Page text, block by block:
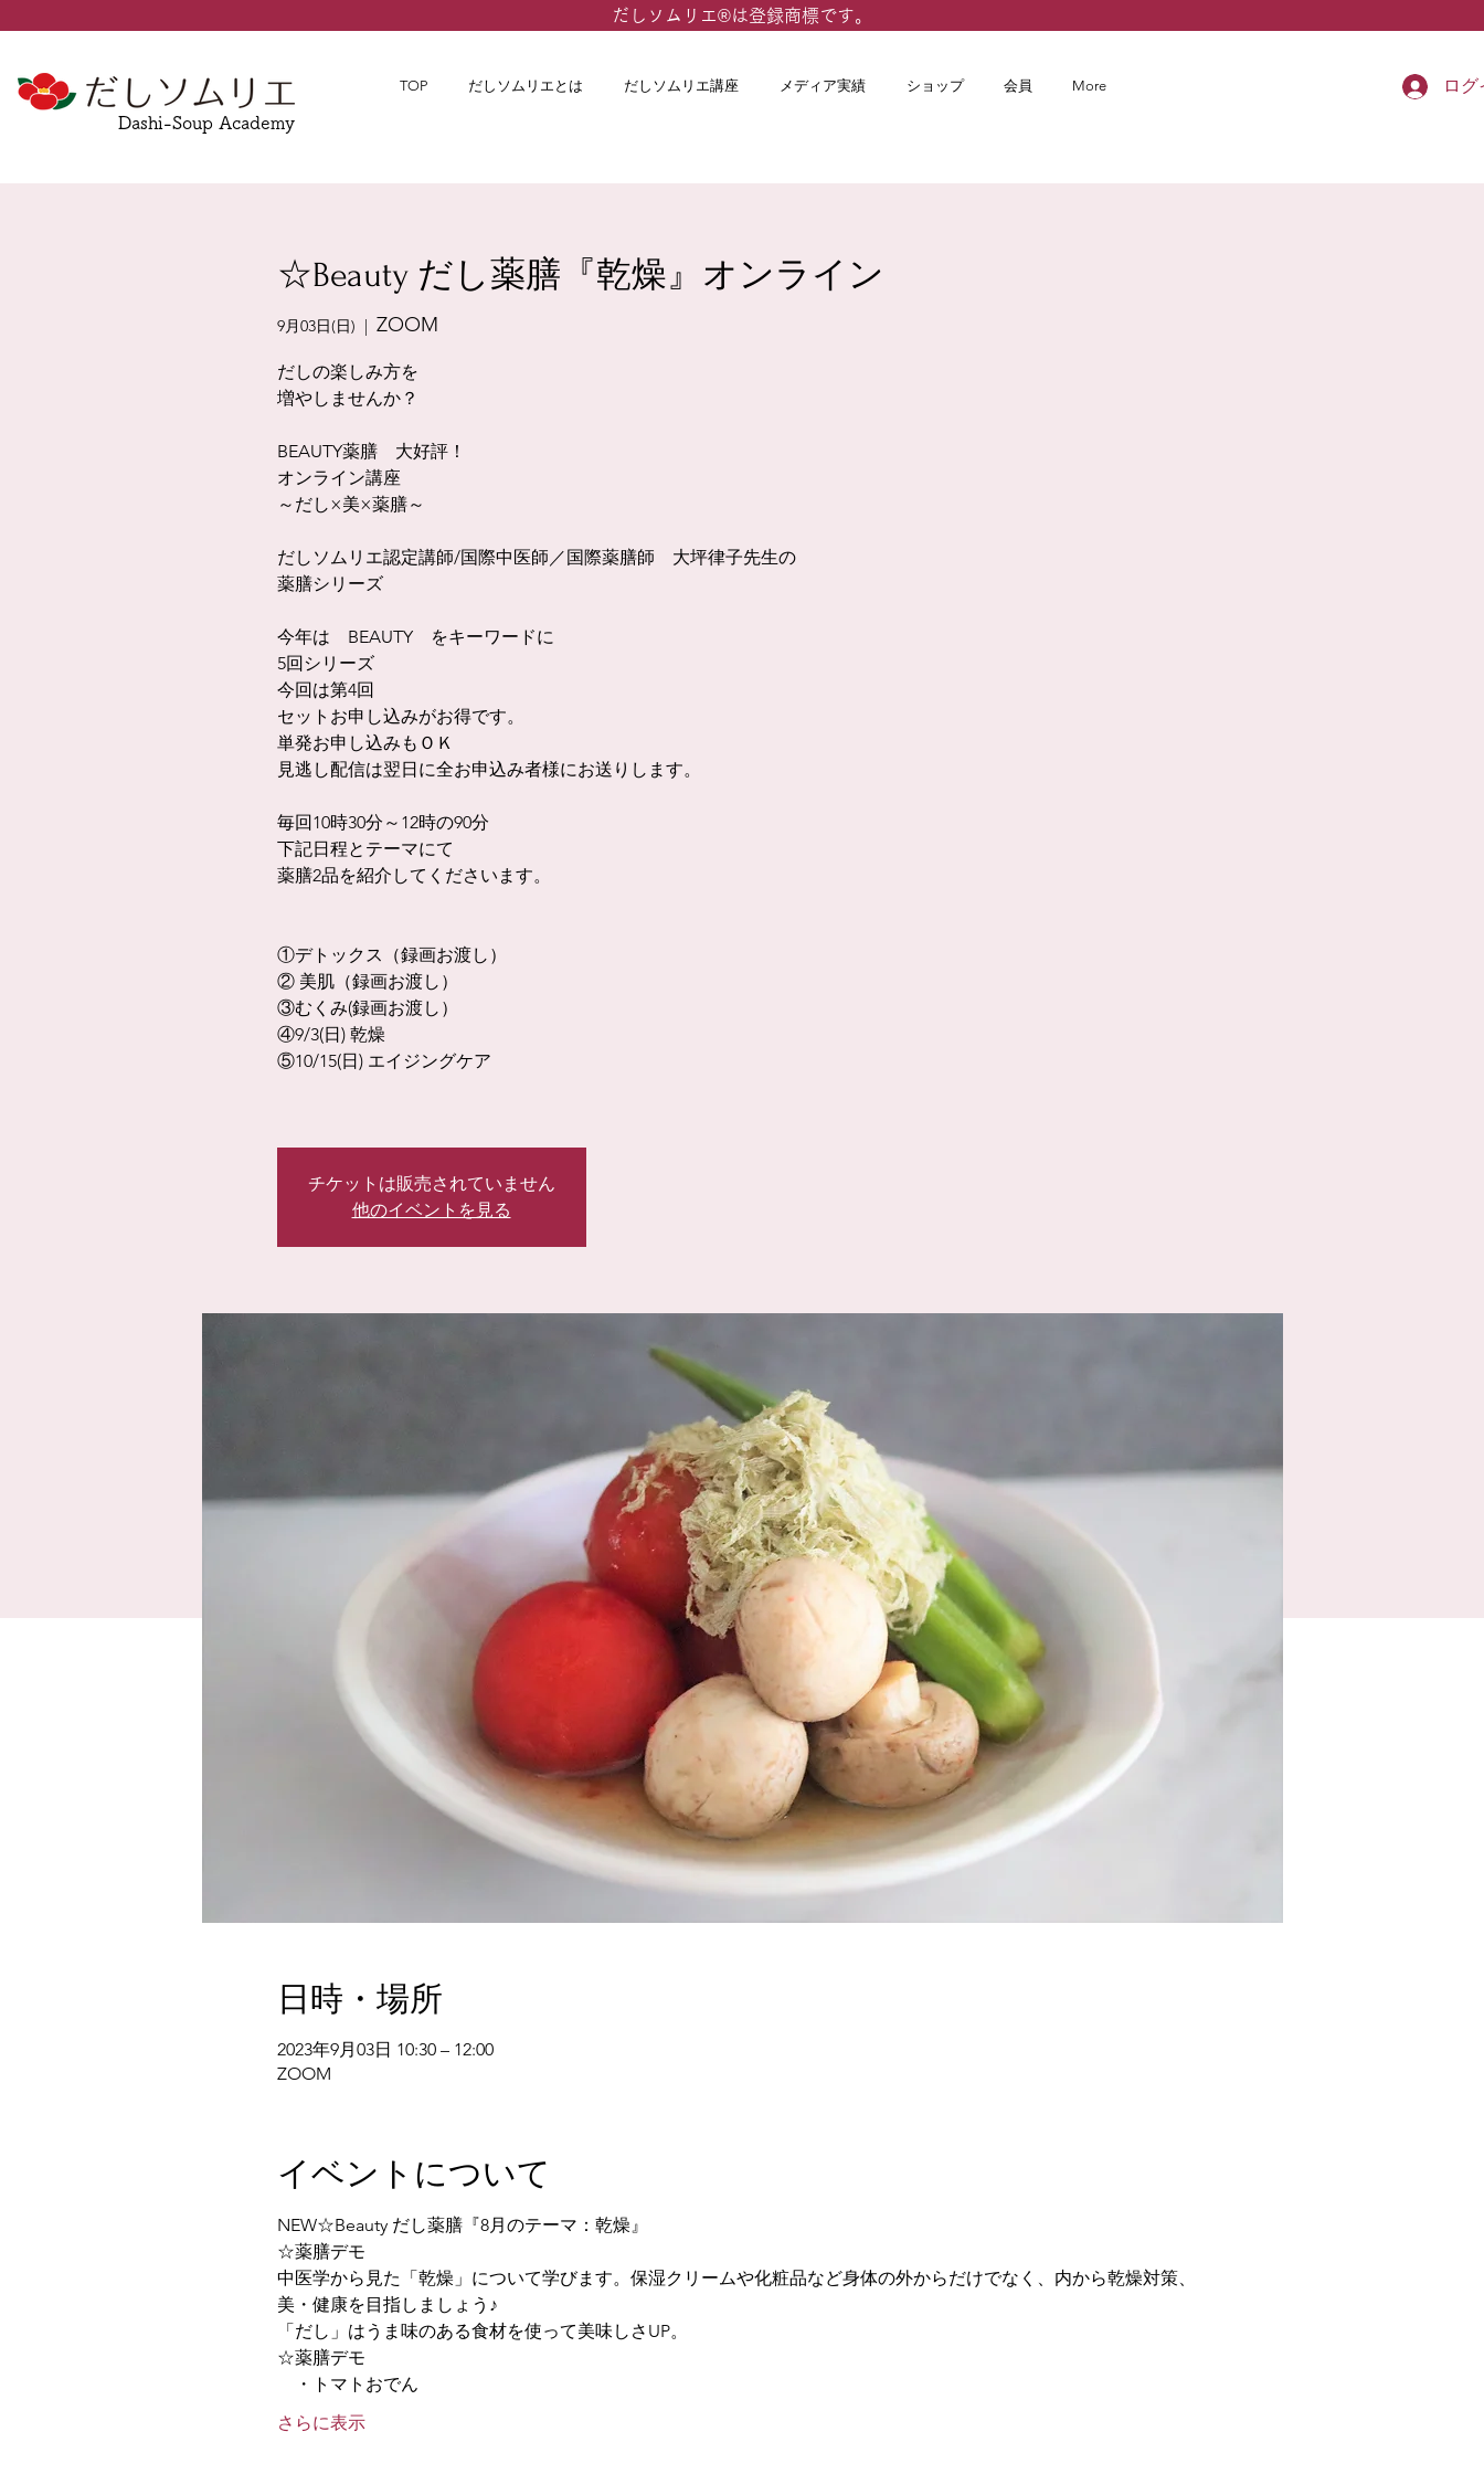
​だしソムリエ®は登録商標です。
Dashi-Soup Academy
TOP だしソムリエとは だしソムリエ講座 メディア実績 ショップ 会員 More ロ
☆Beauty だし薬膳『乾燥』オンライン
9月03日(日)
  |
ZOOM
だしの楽しみ方を
増やしませんか？
BEAUTY薬膳 大好評！
オンライン講座
～だし×美×薬膳～
だしソムリエ認定講師/国際中医師／国際薬膳師 大坪律子先生の
薬膳シリーズ
今年は BEAUTY をキーワードに
5回シリーズ
今回は第4回
セットお申し込みがお得です。
単発お申し込みもＯＫ
見逃し配信は翌日に全お申込み者様にお送りします。
毎回10時30分～12時の90分
下記日程とテーマにて
薬膳2品を紹介してくださいます。
①デトックス（録画お渡し）
② 美肌（録画お渡し）
③むくみ(録画お渡し）
④9/3(日) 乾燥
⑤10/15(日) エイジングケア
チケットは販売されていません
他のイベントを見る
日時・場所
2023年9月03日 10:30 – 12:00
ZOOM
イベントについて
NEW☆Beauty だし薬膳『8月のテーマ：乾燥』
☆薬膳デモ
中医学から見た「乾燥」について学びます。保湿クリームや化粧品など身体の外からだけでなく、内から乾燥対策、
美・健康を目指しましょう♪
「だし」はうま味のある食材を使って美味しさUP。
☆薬膳デモ
・トマトおでん
さらに表示